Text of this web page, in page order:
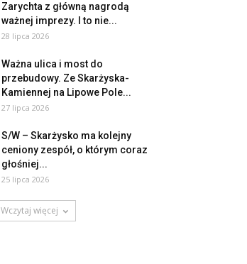
Zarychta z główną nagrodą
ważnej imprezy. I to nie...
28 lipca 2026
Ważna ulica i most do
przebudowy. Ze Skarżyska-
Kamiennej na Lipowe Pole...
27 lipca 2026
S/W – Skarżysko ma kolejny
ceniony zespół, o którym coraz
głośniej...
25 lipca 2026
Wczytaj więcej